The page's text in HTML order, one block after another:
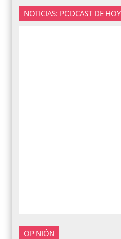
NOTICIAS: PODCAST DE HOY
OPINIÓN